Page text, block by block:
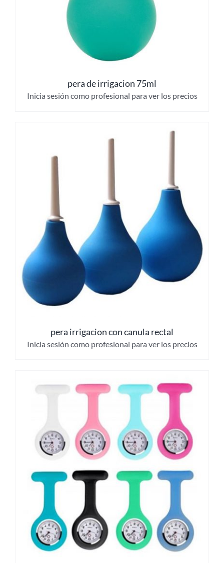
pera de irrigacion 75ml
Inicia sesión como profesional para ver los precios
pera irrigacion con canula rectal
Inicia sesión como profesional para ver los precios